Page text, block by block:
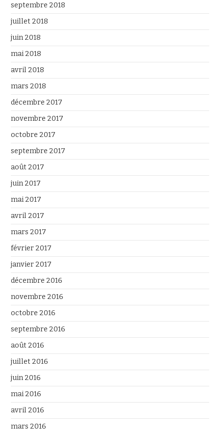
septembre 2018
juillet 2018
juin 2018
mai 2018
avril 2018
mars 2018
décembre 2017
novembre 2017
octobre 2017
septembre 2017
août 2017
juin 2017
mai 2017
avril 2017
mars 2017
février 2017
janvier 2017
décembre 2016
novembre 2016
octobre 2016
septembre 2016
août 2016
juillet 2016
juin 2016
mai 2016
avril 2016
mars 2016